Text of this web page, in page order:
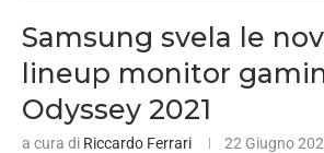
Samsung svela le
lineup monitor
Odyssey 2021
a cura di Riccardo Ferrari 22 Giugno